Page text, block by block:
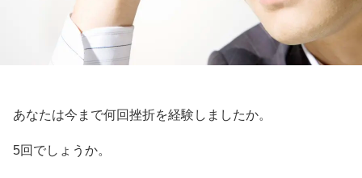
あなたは今まで何回挫折を経験しましたか。
5回でしょうか。